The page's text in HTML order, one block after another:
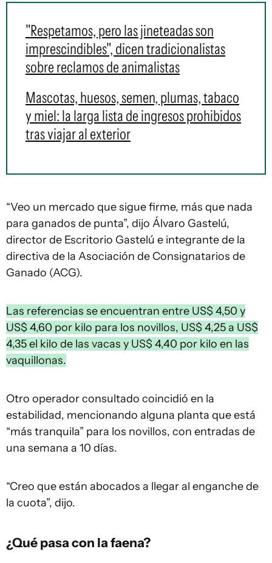
"Respetamos, pero las jineteadas son
imprescindibles", dicen tradicionalistas
sobre reclamos de animalistas
Mascotas, huesos, semen, plumas, tabaco
y miel: la larga lista de ingresos prohibidos
tras viajar al exterior
“Veo un mercado que sigue firme, más que nada
para ganados de punta”, dijo Álvaro Gastelú,
director de Escritorio Gastelú e integrante de la
directiva de la Asociación de Consignatarios de
Ganado (ACG).
Las referencias se encuentran entre US$ 4,50 y
US$ 4,60 por kilo para los novillos, US$ 4,25 a US$
4,35 el kilo de las vacas y US$ 4,40 por kilo en las
vaquillonas.
Otro operador consultado coincidió en la
estabilidad, mencionando alguna planta que está
“más tranquila” para los novillos, con entradas de
una semana a 10 días.
“Creo que están abocados a llegar al enganche de
la cuota”, dijo.
¿Qué pasa con la faena?